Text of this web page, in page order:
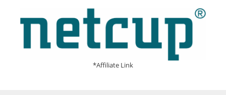
*Affiliate Link